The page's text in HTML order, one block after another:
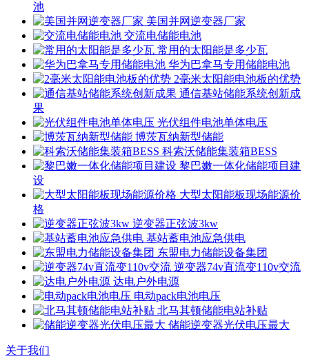
池
美国并网逆变器厂家
交流电储能电池
常用的太阳能是多少瓦
华为巴拿马专用储能电池
2毫米太阳能电池板的优势
通信基站储能系统创新成
果
光伏组件电池单体电压
博茨瓦纳新型储能
科索沃储能集装箱BESS
黎巴嫩一体化储能项目建
设
大型太阳能板现场能源价
格
逆变器正弦波3kw
基站蓄电池应急供电
东盟电力储能设备集团
逆变器74v直流变110v交流
达电户外电源
电动pack电池电压
北马其顿储能电站补贴
储能逆变器光伏电压最大
关于我们